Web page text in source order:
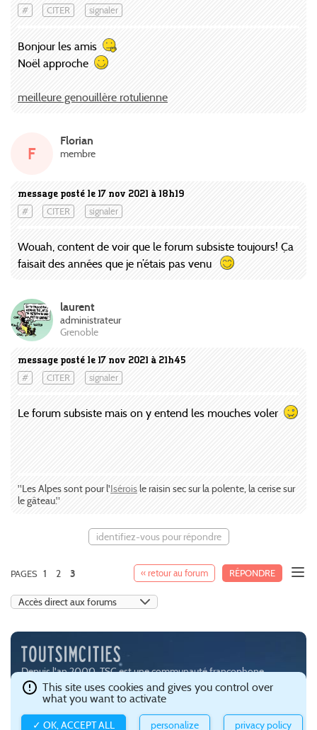
# CITER signaler
Bonjour les amis
Noël approche
meilleure genouillère rotulienne
message posté le 17 nov 2021 à 18h19
# CITER signaler
F
Florian
membre
Wouah, content de voir que le forum subsiste toujours! Ça
faisait des années que je n’étais pas venu
message posté le 17 nov 2021 à 21h45
# CITER signaler
laurent
administrateur
Grenoble
Le forum subsiste mais on y entend les mouches voler
"Les Alpes sont pour l'Iséroisle raisin sec sur la polente, la cerise sur
le gâteau."
identifiez-vous pour répondre
« retour au forum RÉPONDRE
PAGES 1 2 3
Depuis l'an 2000, TSC est une communauté francophone
passionnée par les jeux de simulation urbaine, notamment
SimCity (EA) et Cities:Skylines (Paradox Interactive
Ce site est hébergé avec brio parGandi.Confidentialité et gestion
This site uses cookies and gives you control over
what you want to activate
✓ OK, ACCEPT ALL personalize privacy policy